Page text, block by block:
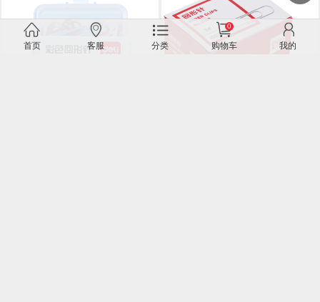
首页 客服 分类
0
购物车 我的
关闭